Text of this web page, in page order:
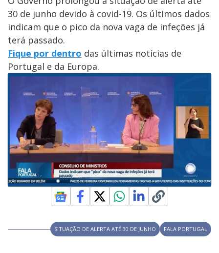
30 de junho devido à covid-19. Os últimos dados
indicam que o pico da nova vaga de infeções já
terá passado.
Fique por dentro das últimas notícias de
Portugal e da Europa.
SITUAÇÃO DE ALERTA ATÉ 30 DE JUNHO FALA PORTUGAL